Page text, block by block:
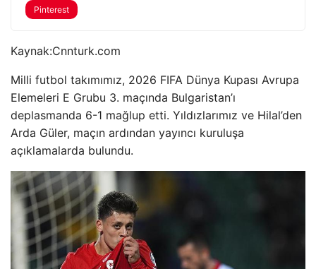
Pinterest
Kaynak:Cnnturk.com
Milli futbol takımımız, 2026 FIFA Dünya Kupası Avrupa
Elemeleri E Grubu 3. maçında Bulgaristan’ı
deplasmanda 6-1 mağlup etti. Yıldızlarımız ve Hilal’den
Arda Güler, maçın ardından yayıncı kuruluşa
açıklamalarda bulundu.